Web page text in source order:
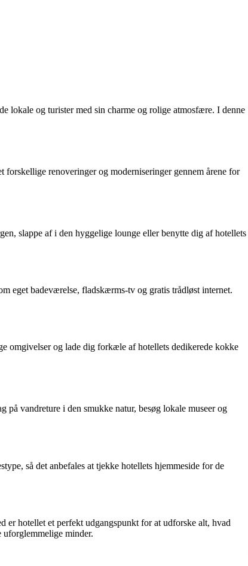
lokale og turister med sin charme og rolige atmosfære. I denne
renoveringer og moderniseringer gennem årene for
slappe af i den hyggelige lounge eller benytte dig af hotellets
eget badeværelse, fladskærms-tv og gratis trådløst internet.
omgivelser og lade dig forkæle af hotellets dedikerede kokke
vandreture i den smukke natur, besøg lokale museer og
så det anbefales at tjekke hotellets hjemmeside for de
er hotellet et perfekt udgangspunkt for at udforske alt, hvad
uforglemmelige minder.